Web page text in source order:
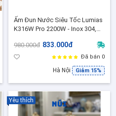
Ấm Đun Nước Siêu Tốc Lumias
K316W Pro 2200W - Inox 304,
Ngắt, Đẹp Như Decor Châu Âu
980.000đ 833.000đ
Đã bán 0
Hà Nội Giảm 15%
Yêu thích